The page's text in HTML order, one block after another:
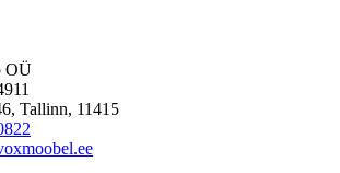
OÜ
Tallinn, 11415